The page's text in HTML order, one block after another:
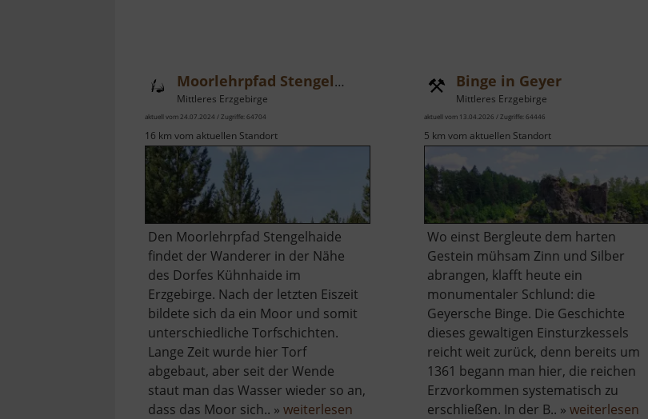
Moorlehrpfad Stengelhaide
Mittleres Erzgebirge
aktuell vom 24.07.2024 / Zugriffe: 64704
16 km vom aktuellen Standort
Den Moorlehrpfad Stengelhaide
findet der Wanderer in der Nähe
des Dorfes Kühnhaide im
Erzgebirge. Nach der letzten Eiszeit
bildete sich da ein Moor und somit
unterschiedliche Torfschichten.
Lange Zeit wurde hier Torf
abgebaut, aber seit der Wende
staut man das Wasser wieder so an,
dass das Moor sich.. » weiterlesen
Binge in Geyer
Mittleres Erzgebirge
aktuell vom 13.04.2026 / Zugriffe: 64446
5 km vom aktuellen Standort
Wo einst Bergleute dem harten
Gestein mühsam Zinn und Silber
abrangen, klafft heute ein
monumentaler Schlund: die
Geyersche Binge. Die Geschichte
dieses gewaltigen Einsturzkessels
reicht weit zurück, denn bereits um
1361 begann man hier, die reichen
Erzvorkommen systematisch zu
erschließen. In der B.. »weiterlesen